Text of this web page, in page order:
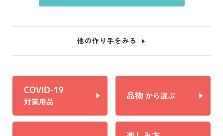
他の作り手をみる
COVID-19
対策用品
品物 から選ぶ